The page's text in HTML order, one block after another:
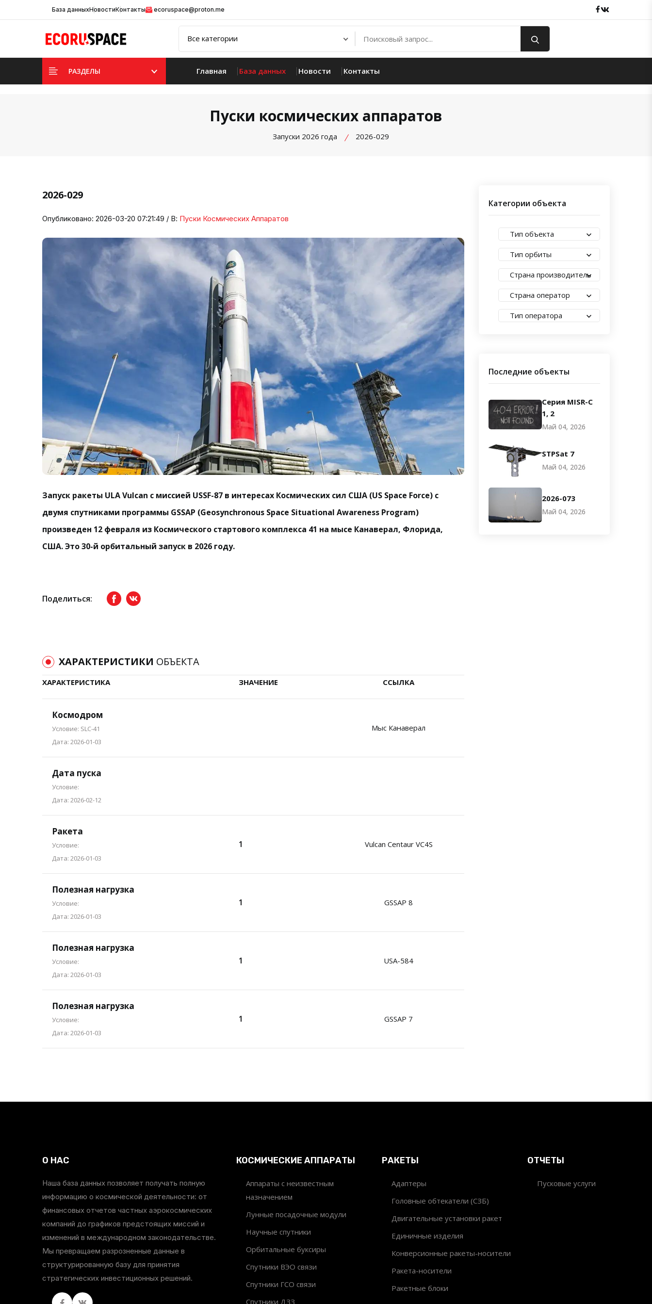
База данныхНовостиКонтакты ecoruspace@proton.me Facebook
РАЗДЕЛЫ Главная База данных Новости Контакты
Пуски космических аппаратов
Запуски 2026 года 2026-029
2026-029
Опубликовано: 2026-03-20 07:21:49 / В: Пуски Космических Аппаратов
Запуск ракеты ULA Vulcan с миссией USSF-87 в интересах Космических сил США (US Space Force) с
двумя спутниками программы GSSAP (Geosynchronous Space Situational Awareness Program)
произведен 12 февраля из Космического стартового комплекса 41 на мысе Канаверал, Флорида,
США. Это 30-й орбитальный запуск в 2026 году.
Поделиться: FacebookвКонтакте
ХАРАКТЕРИСТИКИ ОБЪЕКТА
ХАРАКТЕРИСТИКА ЗНАЧЕНИЕ ССЫЛКА
Космодром
Условие: SLC-41
Дата: 2026-01-03
Мыс Канаверал
Дата пуска
Условие:
Дата: 2026-02-12
Ракета
Условие:
Дата: 2026-01-03
1 Vulcan Centaur VC4S
Полезная нагрузка
Условие:
Дата: 2026-01-03
1 GSSAP 8
Полезная нагрузка
Условие:
Дата: 2026-01-03
1 USA-584
Полезная нагрузка
Условие:
Дата: 2026-01-03
1 GSSAP 7
Категории объекта
Тип объекта
Тип орбиты
Страна производитель
Страна оператор
Тип оператора
Последние объекты
Серия MISR-C
1, 2
Май 04, 2026
STPSat 7
Май 04, 2026
2026-073
Май 04, 2026
О НАС
Наша база данных позволяет получать полную
информацию о космической деятельности: от
финансовых отчетов частных аэрокосмических
компаний до графиков предстоящих миссий и
изменений в международном законодательстве.
Мы превращаем разрозненные данные в
структурированную базу для принятия
стратегических инвестиционных решений.
FacebookвКонтакте
КОСМИЧЕСКИЕ АППАРАТЫ
Аппараты с неизвестным
назначением
Лунные посадочные модули
Научные спутники
Орбитальные буксиры
Спутники ВЭО связи
Спутники ГСО связи
Спутники ДЗЗ
РАКЕТЫ
Адаптеры
Головные обтекатели (СЗБ)
Двигательные установки ракет
Единичные изделия
Конверсионные ракеты-носители
Ракета-носители
Ракетные блоки
ОТЧЕТЫ
Пусковые услуги